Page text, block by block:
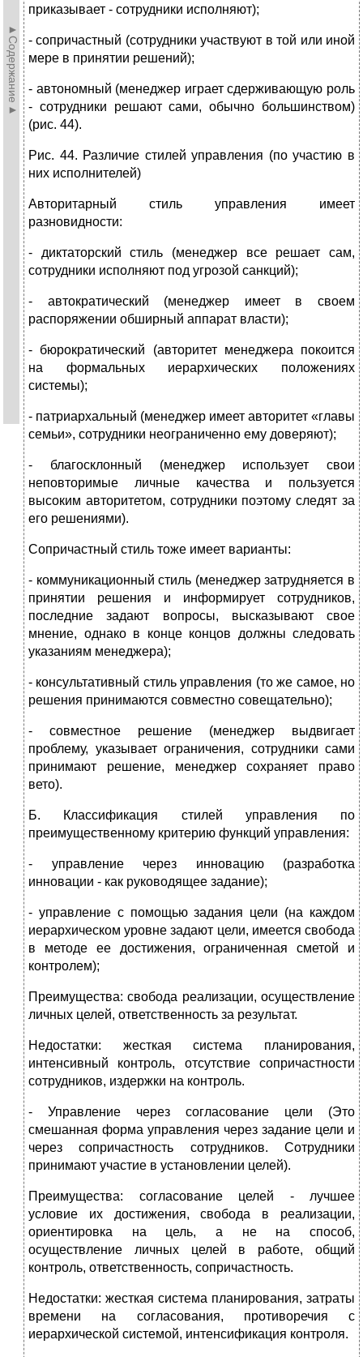
►Содержание►
приказывает - сотрудники исполняют);
- сопричастный (сотрудники участвуют в той или иной
мере в принятии решений);
- автономный (менеджер играет сдерживающую роль
- сотрудники решают сами, обычно большинством)
(рис. 44).
Рис. 44. Различие стилей управления (по участию в
них исполнителей)
Авторитарный стиль управления имеет
разновидности:
- диктаторский стиль (менеджер все решает сам,
сотрудники исполняют под угрозой санкций);
- автократический (менеджер имеет в своем
распоряжении обширный аппарат власти);
- бюрократический (авторитет менеджера покоится
на формальных иерархических положениях
системы);
- патриархальный (менеджер имеет авторитет «главы
семьи», сотрудники неограниченно ему доверяют);
- благосклонный (менеджер использует свои
неповторимые личные качества и пользуется
высоким авторитетом, сотрудники поэтому следят за
его решениями).
Сопричастный стиль тоже имеет варианты:
- коммуникационный стиль (менеджер затрудняется в
принятии решения и информирует сотрудников,
последние задают вопросы, высказывают свое
мнение, однако в конце концов должны следовать
указаниям менеджера);
- консультативный стиль управления (то же самое, но
решения принимаются совместно совещательно);
- совместное решение (менеджер выдвигает
проблему, указывает ограничения, сотрудники сами
принимают решение, менеджер сохраняет право
вето).
Б. Классификация стилей управления по
преимущественному критерию функций управления:
- управление через инновацию (разработка
инновации - как руководящее задание);
- управление с помощью задания цели (на каждом
иерархическом уровне задают цели, имеется свобода
в методе ее достижения, ограниченная сметой и
контролем);
Преимущества: свобода реализации, осуществление
личных целей, ответственность за результат.
Недостатки: жесткая система планирования,
интенсивный контроль, отсутствие сопричастности
сотрудников, издержки на контроль.
- Управление через согласование цели (Это
смешанная форма управления через задание цели и
через сопричастность сотрудников. Сотрудники
принимают участие в установлении целей).
Преимущества: согласование целей - лучшее
условие их достижения, свобода в реализации,
ориентировка на цель, а не на способ,
осуществление личных целей в работе, общий
контроль, ответственность, сопричастность.
Недостатки: жесткая система планирования, затраты
времени на согласования, противоречия с
иерархической системой, интенсификация контроля.